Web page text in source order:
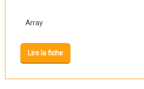
Array
Lire la fiche